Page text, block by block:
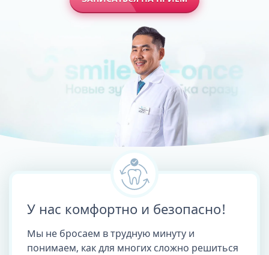
У нас комфортно и безопасно!
Мы не бросаем в трудную минуту и
понимаем, как для многих сложно решиться